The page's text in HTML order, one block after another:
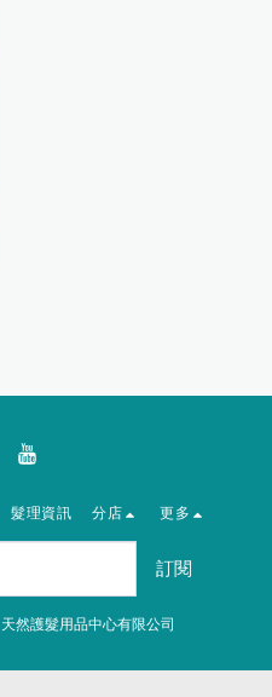
髮理資訊 分店 更多
訂閱
天然護髮用品中心有限公司